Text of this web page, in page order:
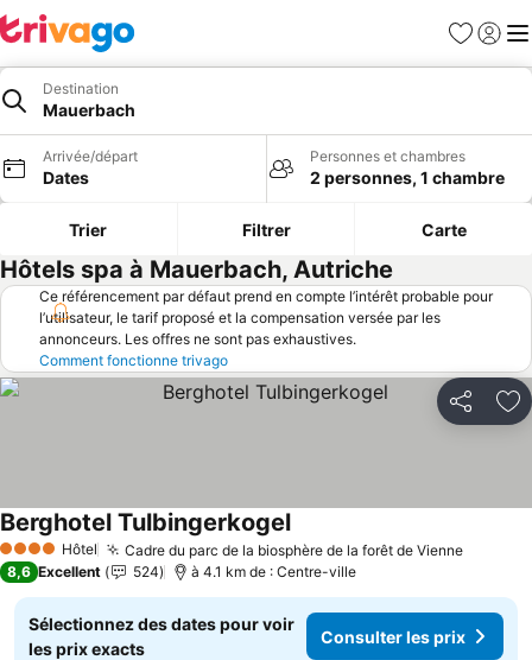
Favoris
Se
Destination
Mauerbach
Arrivée/départ
Dates
Personnes et chambres
2 personnes, 1 chambre
Trier Filtrer Carte
Hôtels spa à Mauerbach, Autriche
Ce référencement par défaut prend en compte l’intérêt probable pour
l’utilisateur, le tarif proposé et la compensation versée par les
annonceurs. Les offres ne sont pas exhaustives.
Comment fonctionne trivago
Partager
4 Étoiles Hôtel Cadre du parc de la biosphère de la forêt de Vienne
Berghotel Tulbingerkogel
8,6 Excellent 524 à 4.1 km de : Centre-ville
Sélectionnez des dates pour voir
les prix exacts
Consulter les prix